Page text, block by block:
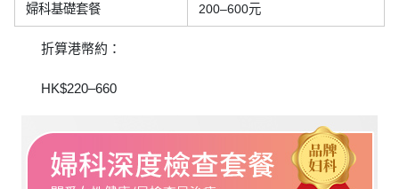
婦科基礎套餐 200–600元
折算港幣約：
HK$220–660